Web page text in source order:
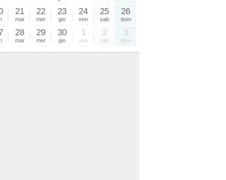
21
mar
22
mer
23
gio
24
ven
25
sab
26
dom
28
mar
29
mer
30
gio
1
ven
2
sab
3
dom